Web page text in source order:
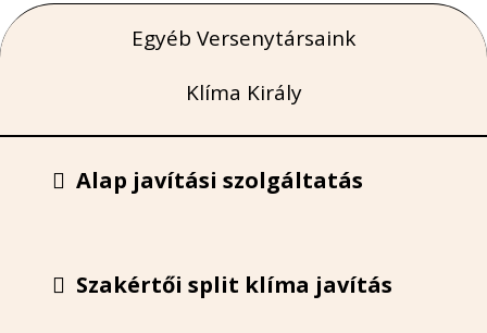
Egyéb Versenytársaink
Klíma Király
Alap javítási szolgáltatás
Szakértői split klíma javítás